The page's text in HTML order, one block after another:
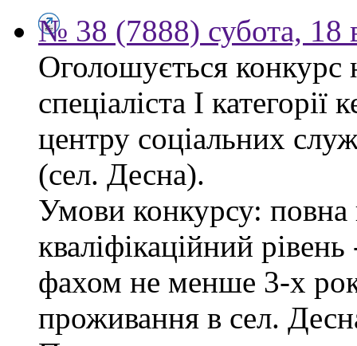
№ 38 (7888) субота, 18
Оголошується конкурс
спеціаліста І категорії
центру соціальних
(сел. Десна).
Умови конкурсу: повна
кваліфікаційний
фахом не менше 3-х
проживання в сел.